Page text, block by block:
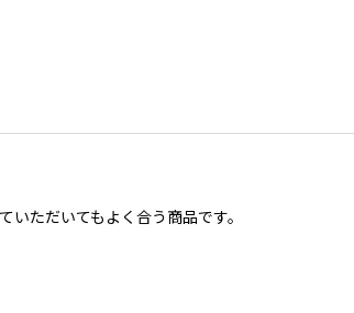
ただいてもよく合う商品です。